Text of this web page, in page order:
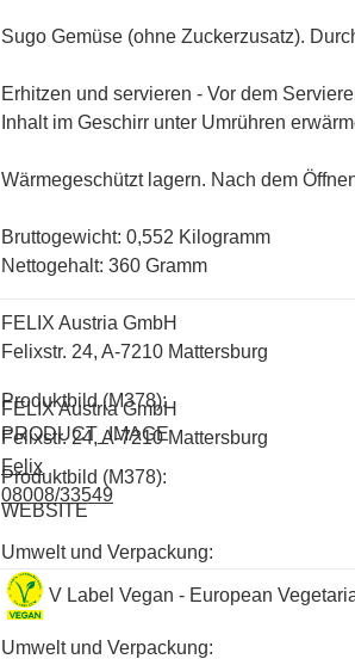
Sugo Gemüse (ohne Zuckerzusatz).
Erhitzen und servieren - Vor dem
Inhalt im Geschirr unter Umrühren
Wärmegeschützt lagern. Nach dem
Bruttogewicht: 0,552 Kilogramm
Nettogehalt: 360 Gramm
FELIX Austria GmbH
Felixstr. 24, A-7210 Mattersburg
FELIX Austria GmbH
Felixstr. 24, A-7210 Mattersburg
Felix
08008/33549
Umwelt und Verpackung:
V Label Vegan - European
Umwelt und Verpackung:
Produktbild (M378):
PRODUCT_IMAGE
Produktbild (M378):
WEBSITE